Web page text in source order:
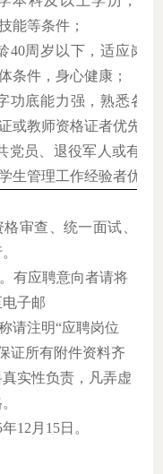
能等条件；
40周岁以下，适应岗
条件，身心健康；
功底能力强，熟悉各
或教师资格证者优先；
党员、退役军人或有3
生管理工作经验者优先
审查、统一面试、
有应聘意向者请将
子邮
请注明“应聘岗位
证所有附件资料齐
实性负责，凡弄虚
年12 月 15日。